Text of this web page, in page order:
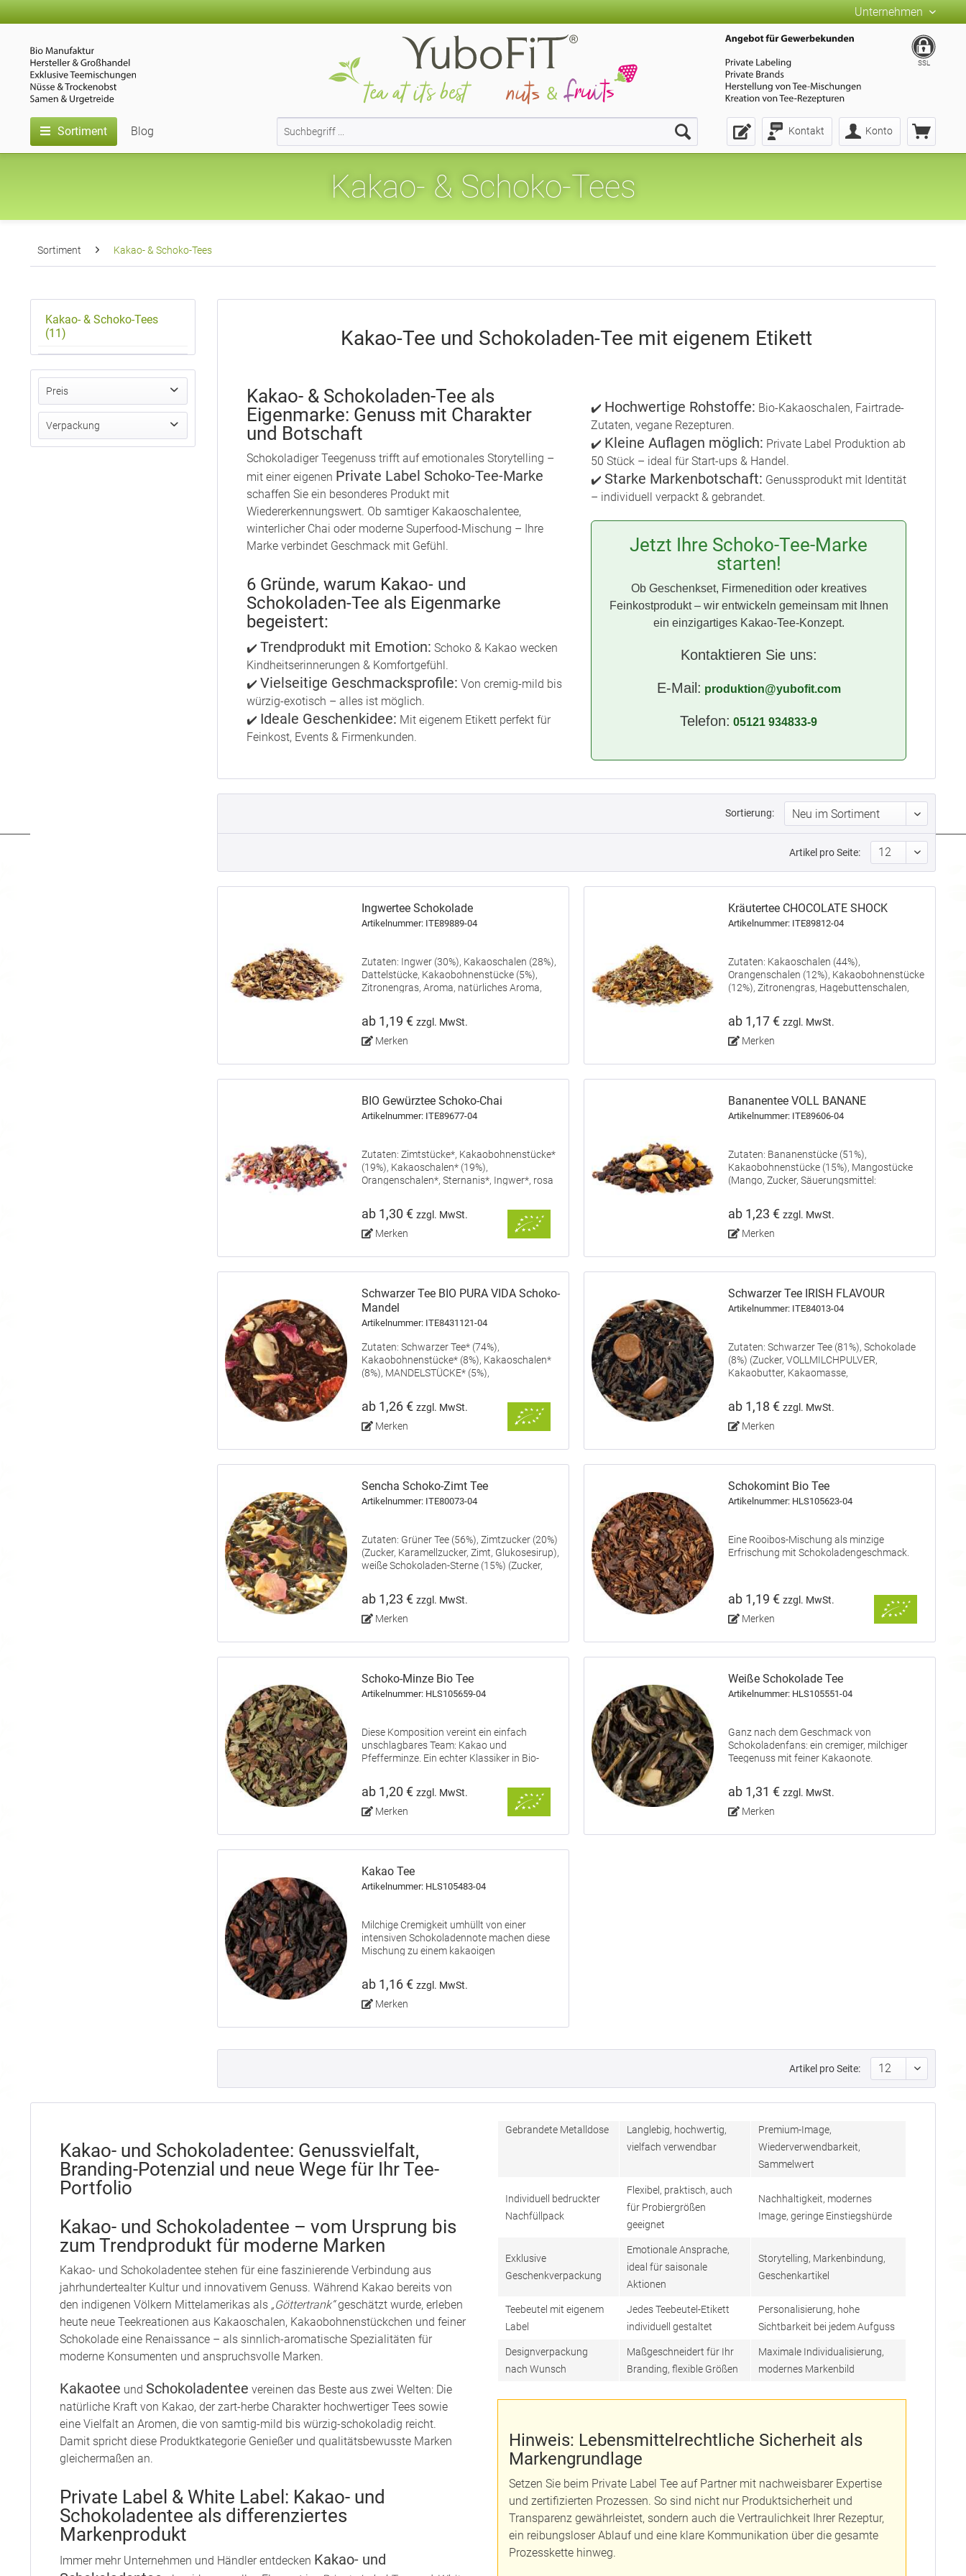
Unternehmen
Kontakt Konto
SSL
Sortiment Blog
Kakao- & Schoko-Tees
Sortiment Kakao- & Schoko-Tees
Kakao- & Schoko-Tees
(11)
Preis
von1,16 €bis1,31 €
Verpackung
Kakao-Tee und Schokoladen-Tee mit eigenem Etikett
Kakao- & Schokoladen-Tee als
Eigenmarke: Genuss mit Charakter
und Botschaft
Schokoladiger Teegenuss trifft auf emotionales Storytelling –
mit einer eigenen Private Label Schoko-Tee-Marke
schaffen Sie ein besonderes Produkt mit
Wiedererkennungswert. Ob samtiger Kakaoschalentee,
winterlicher Chai oder moderne Superfood-Mischung – Ihre
Marke verbindet Geschmack mit Gefühl.
6 Gründe, warum Kakao- und
Schokoladen-Tee als Eigenmarke
begeistert:
✔️ Trendprodukt mit Emotion: Schoko & Kakao wecken
Kindheitserinnerungen & Komfortgefühl.
✔️ Vielseitige Geschmacksprofile: Von cremig-mild bis
würzig-exotisch – alles ist möglich.
✔️ Ideale Geschenkidee: Mit eigenem Etikett perfekt für
Feinkost, Events & Firmenkunden.
✔️ Hochwertige Rohstoffe: Bio-Kakaoschalen, Fairtrade-
Zutaten, vegane Rezepturen.
✔️ Kleine Auflagen möglich: Private Label Produktion ab
50 Stück – ideal für Start-ups & Handel.
✔️ Starke Markenbotschaft: Genussprodukt mit Identität
– individuell verpackt & gebrandet.
Jetzt Ihre Schoko-Tee-Marke
starten!
Ob Geschenkset, Firmenedition oder kreatives
Feinkostprodukt – wir entwickeln gemeinsam mit Ihnen
ein einzigartiges Kakao-Tee-Konzept.
Kontaktieren Sie uns:
E-Mail: produktion@yubofit.com
Telefon: 05121 934833-9
Sortierung:
Artikel pro Seite:
Ingwertee Schokolade
Artikelnummer: ITE89889-04
Zutaten: Ingwer (30%), Kakaoschalen (28%),
Dattelstücke, Kakaobohnenstücke (5%),
Zitronengras, Aroma, natürliches Aroma,
ab 1,19 € zzgl. MwSt.
Merken
Kräutertee CHOCOLATE SHOCK
Artikelnummer: ITE89812-04
Zutaten: Kakaoschalen (44%),
Orangenschalen (12%), Kakaobohnenstücke
(12%), Zitronengras, Hagebuttenschalen,
Orangenblüten, Brombeerblätter, Äpfel,
Säuerungsmittel: Weinsäure.
ab 1,17 € zzgl. MwSt.
Merken
BIO Gewürztee Schoko-Chai
Artikelnummer: ITE89677-04
Zutaten: Zimtstücke*, Kakaobohnenstücke*
(19%), Kakaoschalen* (19%),
Orangenschalen*, Sternanis*, Ingwer*, rosa
Kardamom*. *aus kontrolliertem BIO-Anbau.
ab 1,30 € zzgl. MwSt.
Merken
Bananentee VOLL BANANE
Artikelnummer: ITE89606-04
Zutaten: Bananenstücke (51%),
Kakaobohnenstücke (15%), Mangostücke
(Mango, Zucker, Säuerungsmittel:
Zucker), Schokoladenstücke (5%) (Zucker,
Kakaomasse, Kakaobutter, fettarmes
Kakaopulver,...
ab 1,23 € zzgl. MwSt.
Merken
Schwarzer Tee BIO PURA VIDA Schoko-
Mandel
Artikelnummer: ITE8431121-04
Zutaten: Schwarzer Tee* (74%),
Kakaobohnenstücke* (8%), Kakaoschalen*
(8%), MANDELSTÜCKE* (5%),
natürliches Kokosnuss-Aroma, natürliches
Erdbeeren-Aroma, natürliches
Aprikosenkern-Gewürz-Aroma....
ab 1,26 € zzgl. MwSt.
Merken
Schwarzer Tee IRISH FLAVOUR
Artikelnummer: ITE84013-04
Zutaten: Schwarzer Tee (81%), Schokolade
(8%) (Zucker, VOLLMILCHPULVER,
Kakaobutter, Kakaomasse,
SOJALECITHIN), Kakaobohnenstücke (8%),
Aroma.
ab 1,18 € zzgl. MwSt.
Merken
Sencha Schoko-Zimt Tee
Artikelnummer: ITE80073-04
Zutaten: Grüner Tee (56%), Zimtzucker (20%)
(Zucker, Karamellzucker, Zimt, Glukosesirup),
weiße Schokoladen-Sterne (15%) (Zucker,
Emulgator: Lecithine), Aroma,
Orangenschalen, Rosenblütenblätter,
Gewürznelken.
ab 1,23 € zzgl. MwSt.
Merken
Schokomint Bio Tee
Artikelnummer: HLS105623-04
Eine Rooibos-Mischung als minzige
Erfrischung mit Schokoladengeschmack.
ab 1,19 € zzgl. MwSt.
Merken
Schoko-Minze Bio Tee
Artikelnummer: HLS105659-04
Diese Komposition vereint ein einfach
unschlagbares Team: Kakao und
Pfefferminze. Ein echter Klassiker in Bio-
ab 1,20 € zzgl. MwSt.
Merken
Weiße Schokolade Tee
Artikelnummer: HLS105551-04
Ganz nach dem Geschmack von
Schokoladenfans: ein cremiger, milchiger
Teegenuss mit feiner Kakaonote.
ab 1,31 € zzgl. MwSt.
Merken
Kakao Tee
Artikelnummer: HLS105483-04
Milchige Cremigkeit umhüllt von einer
intensiven Schokoladennote machen diese
Mischung zu einem kakaoigen
ab 1,16 € zzgl. MwSt.
Merken
Artikel pro Seite:
Kakao- und Schokoladentee: Genussvielfalt,
Branding-Potenzial und neue Wege für Ihr Tee-
Portfolio
Kakao- und Schokoladentee – vom Ursprung bis
zum Trendprodukt für moderne Marken
Kakao- und Schokoladentee stehen für eine faszinierende Verbindung aus
jahrhundertealter Kultur und innovativem Genuss. Während Kakao bereits von
den indigenen Völkern Mittelamerikas als „Göttertrank“geschätzt wurde, erleben
heute neue Teekreationen aus Kakaoschalen, Kakaobohnenstückchen und feiner
Schokolade eine Renaissance – als sinnlich-aromatische Spezialitäten für
moderne Konsumenten und anspruchsvolle Marken.
Kakaotee und Schokoladentee vereinen das Beste aus zwei Welten: Die
natürliche Kraft von Kakao, der zart-herbe Charakter hochwertiger Tees sowie
eine Vielfalt an Aromen, die von samtig-mild bis würzig-schokoladig reicht.
Damit spricht diese Produktkategorie Genießer und qualitätsbewusste Marken
gleichermaßen an.
Private Label & White Label: Kakao- und
Schokoladentee als differenziertes
Markenprodukt
Immer mehr Unternehmen und Händler entdecken Kakao- und
Gebrandete Metalldose
Langlebig, hochwertig,
vielfach verwendbar
Premium-Image,
Wiederverwendbarkeit,
Sammelwert
Individuell bedruckter
Nachfüllpack
Flexibel, praktisch, auch
für Probiergrößen
geeignet
Nachhaltigkeit, modernes
Image, geringe Einstiegshürde
Exklusive
Geschenkverpackung
Emotionale Ansprache,
ideal für saisonale
Aktionen
Storytelling, Markenbindung,
Geschenkartikel
Teebeutel mit eigenem
Label
Jedes Teebeutel-Etikett
individuell gestaltet
Personalisierung, hohe
Sichtbarkeit bei jedem Aufguss
Designverpackung
nach Wunsch
Maßgeschneidert für Ihr
Branding, flexible Größen
Maximale Individualisierung,
modernes Markenbild
Hinweis: Lebensmittelrechtliche Sicherheit als
Markengrundlage
Setzen Sie beim Private Label Tee auf Partner mit nachweisbarer Expertise
und zertifizierten Prozessen. So sind nicht nur Produktsicherheit und
Transparenz gewährleistet, sondern auch die Vertraulichkeit Ihrer Rezeptur,
ein reibungsloser Ablauf und eine klare Kommunikation über die gesamte
Prozesskette hinweg.